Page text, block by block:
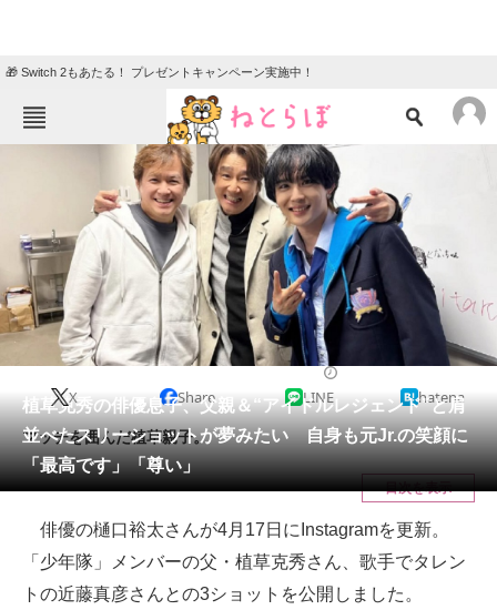
🎁 Switch 2もあたる！ プレゼントキャンペーン実施中！
ねとらぼメニュー
ニュース
エンタメ クイズ
グルメ 地域
住まい 教育・育児
リサーチ
会員記事
メディア
注目記事を集めた総合ページ
ITの今と未来を見通す
スマホと通信の最新トレンド
植草克秀の俳優息子、父親＆“アイドルレジェンド”と肩
並べたスリーショットが夢みたい 自身も元Jr.の笑顔に
「最高です」「尊い」
X Share LINE hatena
マッチを囲んだ植草親子。
目次を表示
俳優の樋口裕太さんが4月17日にInstagramを更新。
「少年隊」メンバーの父・植草克秀さん、歌手でタレン
トの近藤真彦さんとの3ショットを公開しました。